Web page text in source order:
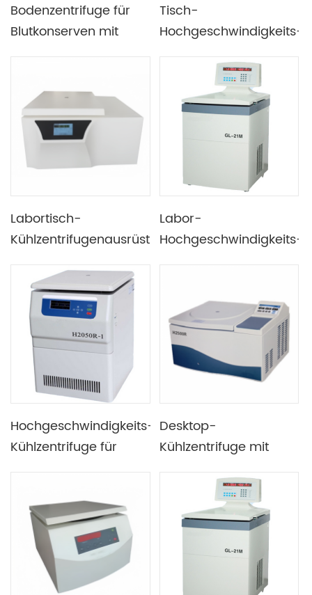
Bodenzentrifuge für
Blutkonserven mit
Tisch-
Hochgeschwindigkeits-
Werkzeug zu
installieren und zu
entfernen
Labortisch-
Kühlzentrifugenausrüstung
Geschwindigkeit, weit
verbreitet in der
klinischen
Wissenschaft und
Biologie
Labor-
Hochgeschwindigkeits-
Kapazität für die
biologische
Pharmazieforschung
Hochgeschwindigkeits-
Kühlzentrifuge für
universitäre
wissenschaftliche
Forschung
Desktop-
Kühlzentrifuge mit
Zelltrennung